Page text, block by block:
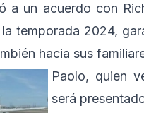
a un acuerdo con
temporada 2024,
hacia sus
Paolo, quien
será